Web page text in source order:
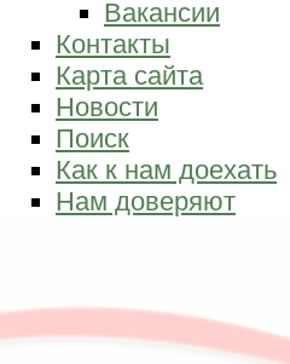
Вакансии
Контакты
Карта сайта
Новости
Поиск
Как к нам доехать
Нам доверяют